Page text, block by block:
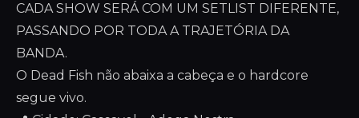
CADA SHOW SERÁ COM UM SETLIST DIFERENTE,
PASSANDO POR TODA A TRAJETÓRIA DA
BANDA.
O Dead Fish não abaixa a cabeça e o hardcore
segue vivo.